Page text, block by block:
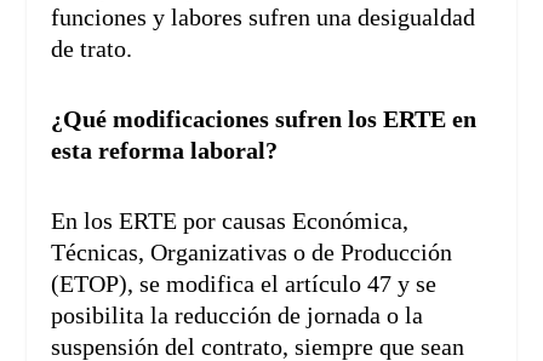
funciones y labores sufren una desigualdad
de trato.
¿Qué modificaciones sufren los ERTE en
esta reforma laboral?
En los ERTE por causas Económica,
Técnicas, Organizativas o de Producción
(ETOP), se modifica el artículo 47 y se
posibilita la reducción de jornada o la
suspensión del contrato, siempre que sean